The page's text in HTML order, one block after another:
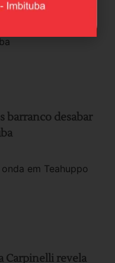
barranco desabar
Carpinelli revela